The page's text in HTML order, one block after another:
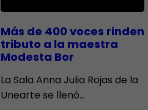
Más de 400 voces rinden
tributo a la maestra
Modesta Bor
​La Sala Anna Julia Rojas de la
Unearte se llenó…